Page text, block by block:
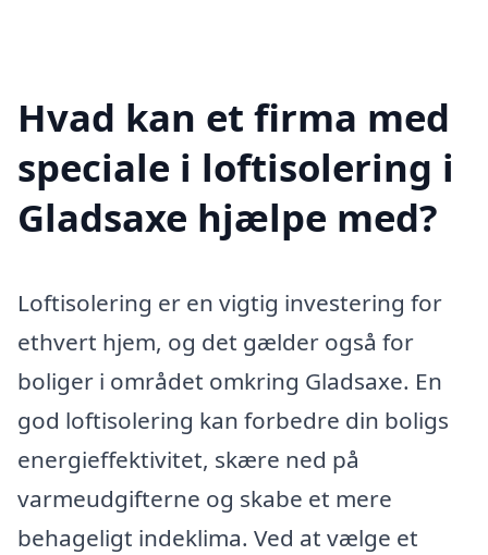
Hvad kan et firma med
speciale i loftisolering i
Gladsaxe hjælpe med?
Loftisolering er en vigtig investering for
ethvert hjem, og det gælder også for
boliger i området omkring Gladsaxe. En
god loftisolering kan forbedre din boligs
energieffektivitet, skære ned på
varmeudgifterne og skabe et mere
behageligt indeklima. Ved at vælge et